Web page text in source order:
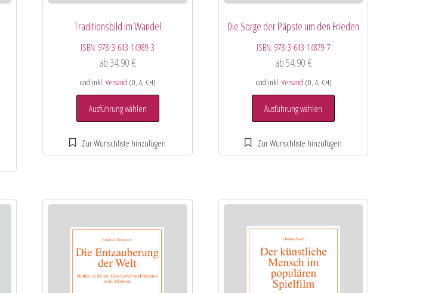
Traditionsbild im Wandel
ISBN:978-3-643-14989-3
ab34,90€
und inkl.Versand (D, A, CH)
Ausführung wählen
Die Sorge der Päpste um den Frieden
ISBN: 978-3-643-14879-7
ab54,90 €
und inkl. Versand (D, A, CH)
Ausführung wählen